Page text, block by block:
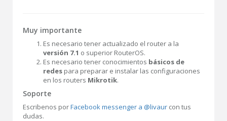
Muy importante
Es necesario tener actualizado el router a la
versión 7.1 o superior RouterOS.
Es necesario tener conocimientos básicos de
redes para preparar e instalar las configuraciones
en los routers Mikrotik.
Soporte
Escribenos porFacebook messenger a @livaur con tus
dudas.